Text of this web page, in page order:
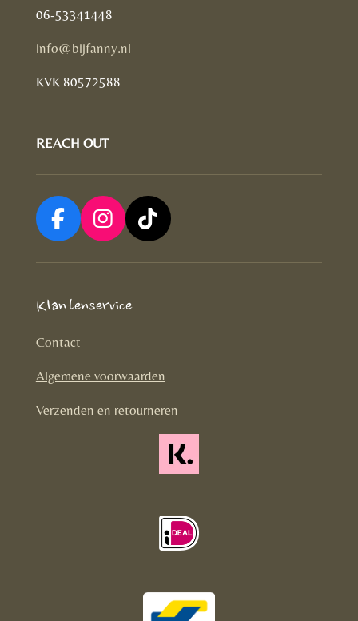
06-53341448
info@bijfanny.nl
KVK 80572588
REACH OUT
F
b
o
k
I
a
a
T
Klantenservice
Contact
Algemene voorwaarden
Verzenden en retourneren